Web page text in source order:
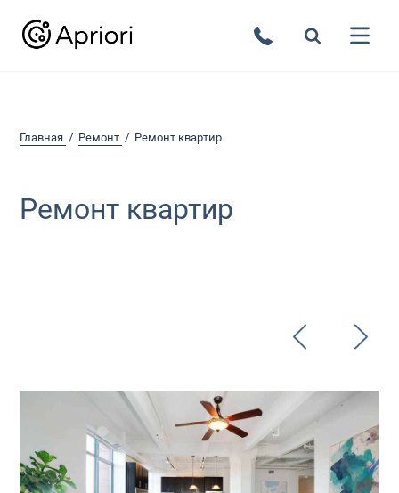
Главная Ремонт Ремонт квартир
Ремонт квартир